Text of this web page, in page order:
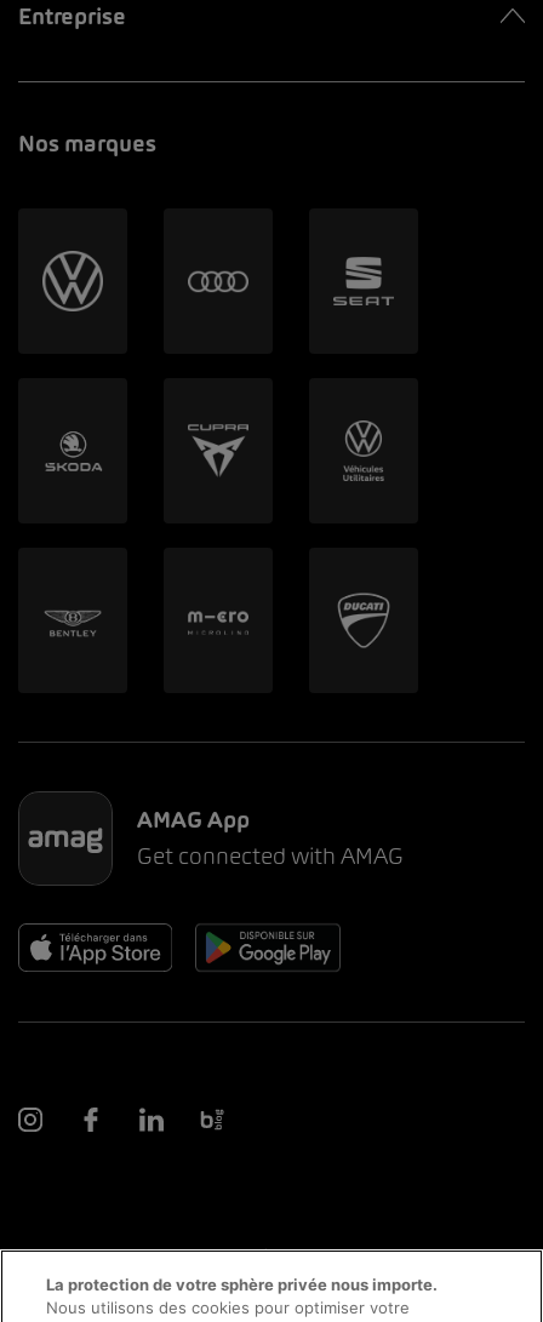
Entreprise
Nos marques
AMAG App
Get connected with AMAG
© 2026 AMAG Automobiles et Moteurs SA
La protection de votre sphère privée nous importe.
Nous utilisons des cookies pour optimiser votre